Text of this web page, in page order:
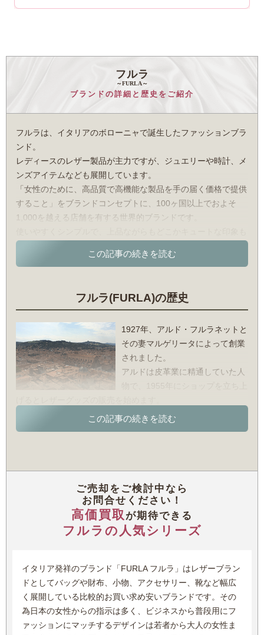
フルラ
～FURLA～
ブランドの詳細と歴史をご紹介
フルラは、イタリアのボローニャで誕生したファッションブラ
ンド。
レディースのレザー製品が主力ですが、ジュエリーや時計、メ
ンズアイテムなども展開しています。
「女性のために、高品質で高機能な製品を手の届く価格で提供
すること」をブランドコンセプトに、100ヶ国以上でおよそ
1,000を越える店舗を有する世界的ブランドです。
あるデザインが、幅広い年齢層の女性から支持されています。
特に有名なのは、上の人気シリーズでも紹介した「パイパー」
フルラ(FURLA)を代表するアイテム
○メトロポリス
80年以上の歴史を持つフルラのアイテムの中では、比較的新し
いシリーズです。
発売以来数多くのファッション誌で取り上げられ、現在では若
チェーンのついたミニバッグで、洗練されたデザインが小さい
ながら目を惹く逸品。コーディネートのアクセントとしても充
限定で販売されるコンセプトバッグのほか、自分だけのメトロ
ポリスをカスタマイズすることも可能。フルラの新たなアイコ
ンになりつつあります。
フルラ(FURLA)の歴史
1927年、アルド・フルラネットと
その妻マルゲリータによって創業
されました。
アルドは皮革業に精通していた人
物で、1955年にショップを立ち上
また、この頃世間では女性の社会進出が叫ばれていましたが、
フルラはそんな世の中の流れを敏感に察知。女性が使うための
フルラは本場の皮革職人の伝統的な技と、その技に見合う高品
質なイタリアンレザーを駆使した製品を提供することで評価が
高まりました。
小さなショップは、やがてイタリア国内、さらには全世界に販
創業者夫婦が亡くなってからは、その娘であるジョバンナ・フ
ルラネットが会社を引き継いで、クラフトマンシップに則った
高品質な製品を監修しています。
長い歴史に裏付けされた確かな製作技術、時代に合った高級感
と機能性を兼ねたデザインがマッチングするフルラは、2000
ご売却をご検討中なら
お問合せください！
高価買取 が期待できる
フルラの人気シリーズ
イタリア発祥のブランド「FURLA フルラ」はレザーブラン
ドとしてバッグや財布、小物、アクセサリー、靴など幅広
く展開している比較的お買い求め安いブランドです。その
為日本の女性からの指示は多く、ビジネスから普段用にフ
ァッションにマッチするデザインは若者から大人の女性ま